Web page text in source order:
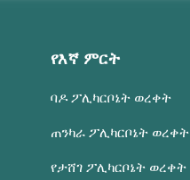
የእኛ ምርት
ባዶ ፖሊካርቦኔት ወረቀት
ጠንካራ ፖሊካርቦኔት ወረቀት
የታሸገ ፖሊካርቦኔት ወረቀት